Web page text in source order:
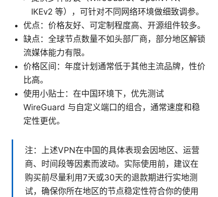
IKEv2 等），可针对不同网络环境做细致调参。
优点：价格友好、可定制程度高、开源组件较多。
缺点：全球节点数量不如头部厂商，部分地区解锁
流媒体能力有限。
价格区间：年度计划通常低于其他主流品牌，性价
比高。
使用小贴士：在中国环境下，优先测试
WireGuard 与自定义端口的组合，通常速度和稳
定性更优。
注：上述VPN在中国的具体表现会因地区、运营
商、时间段等因素而波动。实际使用前，建议在
购买前尽量利用7天或30天的退款期进行实地测
试，确保你所在地区的节点稳定性符合你的使用